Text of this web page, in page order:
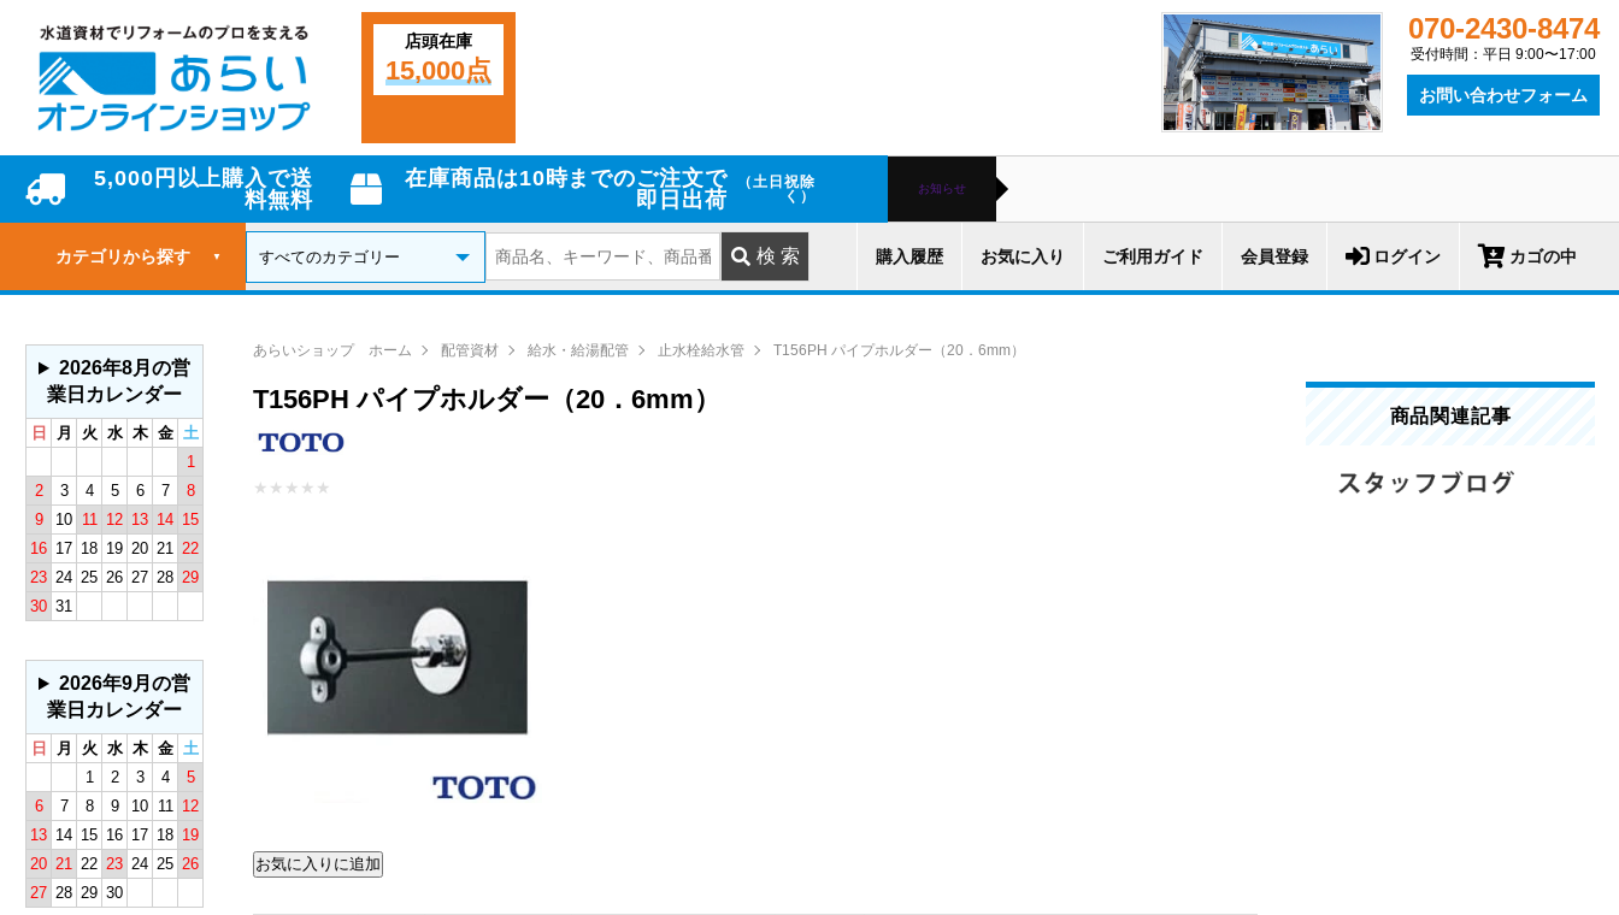
店頭在庫
15,000点
070-2430-8474
受付時間：平日 9:00〜17:00
お問い合わせフォーム
5,000円以上購入で送
料無料
在庫商品は10時までのご注文で
即日出荷
（土日祝除
く）
お知らせ
カテゴリから探す ▼ 購入履歴 お気に入り ご利用ガイド 会員登録 ログイン カゴの中
あらいショップ ホーム 配管資材 給水・給湯配管 止水栓給水管 T156PH パイプホルダー（20．6mm）
T156PH パイプホルダー（20．6mm）
★ ★ ★ ★ ★
商品関連記事
2026年8月の営
業日カレンダー
日 月 火 水 木 金 土
1
2
3 4 5 6 7
8
9
10 11 12 13 14 15
16 17 18 19 20 21 22
23 24 25 26 27 28 29
30 31
2026年9月の営
業日カレンダー
日 月 火 水 木 金 土
1
2 3 4
5
6
7 8 9 10 11 12
13 14 15 16 17 18 19
20 21 22 23 24 25 26
27 28 29 30